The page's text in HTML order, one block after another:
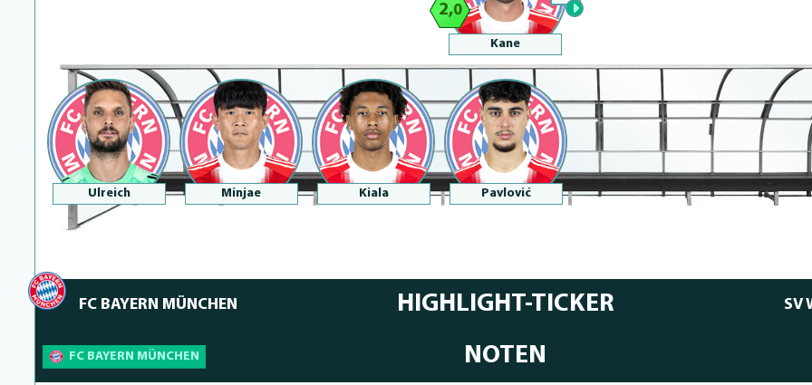
2,0
Kane
Ulreich Minjae Kiala Pavlović
HIGHLIGHT-TICKER
FC BAYERN MÜNCHEN SV
NOTEN
FC BAYERN MÜNCHEN